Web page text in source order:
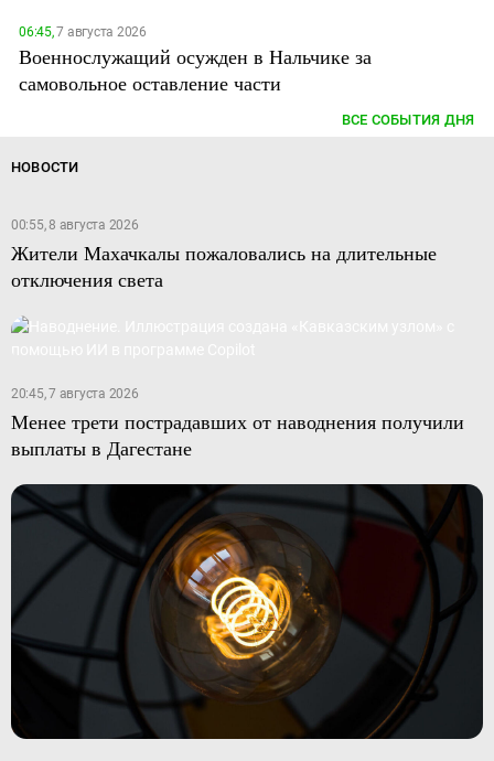
06:45,7 августа 2026
Военнослужащий осужден в Нальчике за
самовольное оставление части
ВСЕ СОБЫТИЯ ДНЯ
НОВОСТИ
00:55, 8 августа 2026
Жители Махачкалы пожаловались на длительные
отключения света
20:45, 7 августа 2026
Менее трети пострадавших от наводнения получили
выплаты в Дагестане